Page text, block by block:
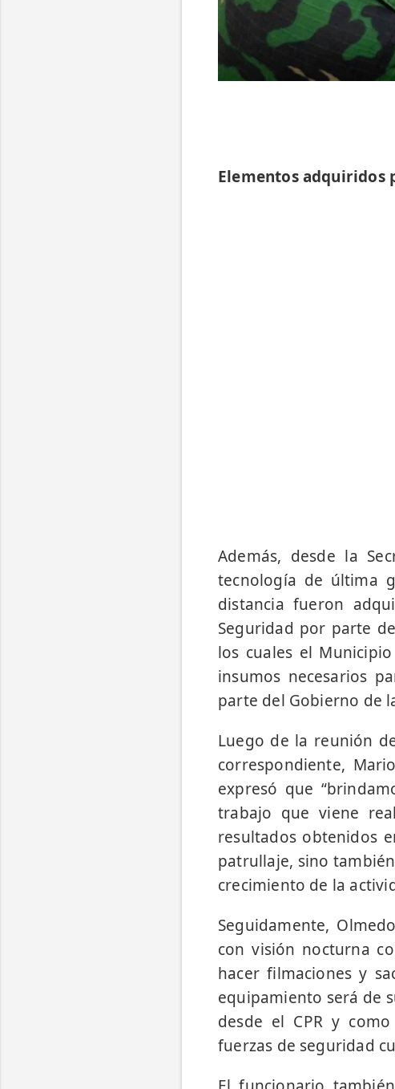
Elementos adquiridos
Además, desde la
tecnología de última
distancia fueron
Seguridad por parte
los cuales el
insumos necesarios
parte del Gobierno de
Luego de la reunión
correspondiente,
expresó que
trabajo que viene
resultados obtenidos
patrullaje, sino
crecimiento de la
Seguidamente,
con visión nocturna
hacer filmaciones y
equipamiento será de
desde el CPR y
fuerzas de seguridad